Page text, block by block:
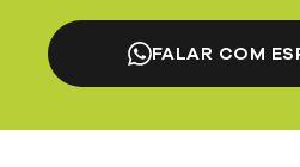
FALAR COM